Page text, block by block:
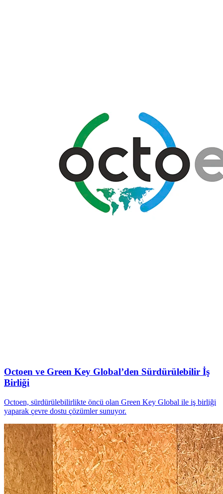
Octoen ve Green Key Global’den Sürdürülebilir İş
Birliği
Octoen, sürdürülebilirlikte öncü olan Green Key Global ile iş birliği
yaparak çevre dostu çözümler sunuyor.